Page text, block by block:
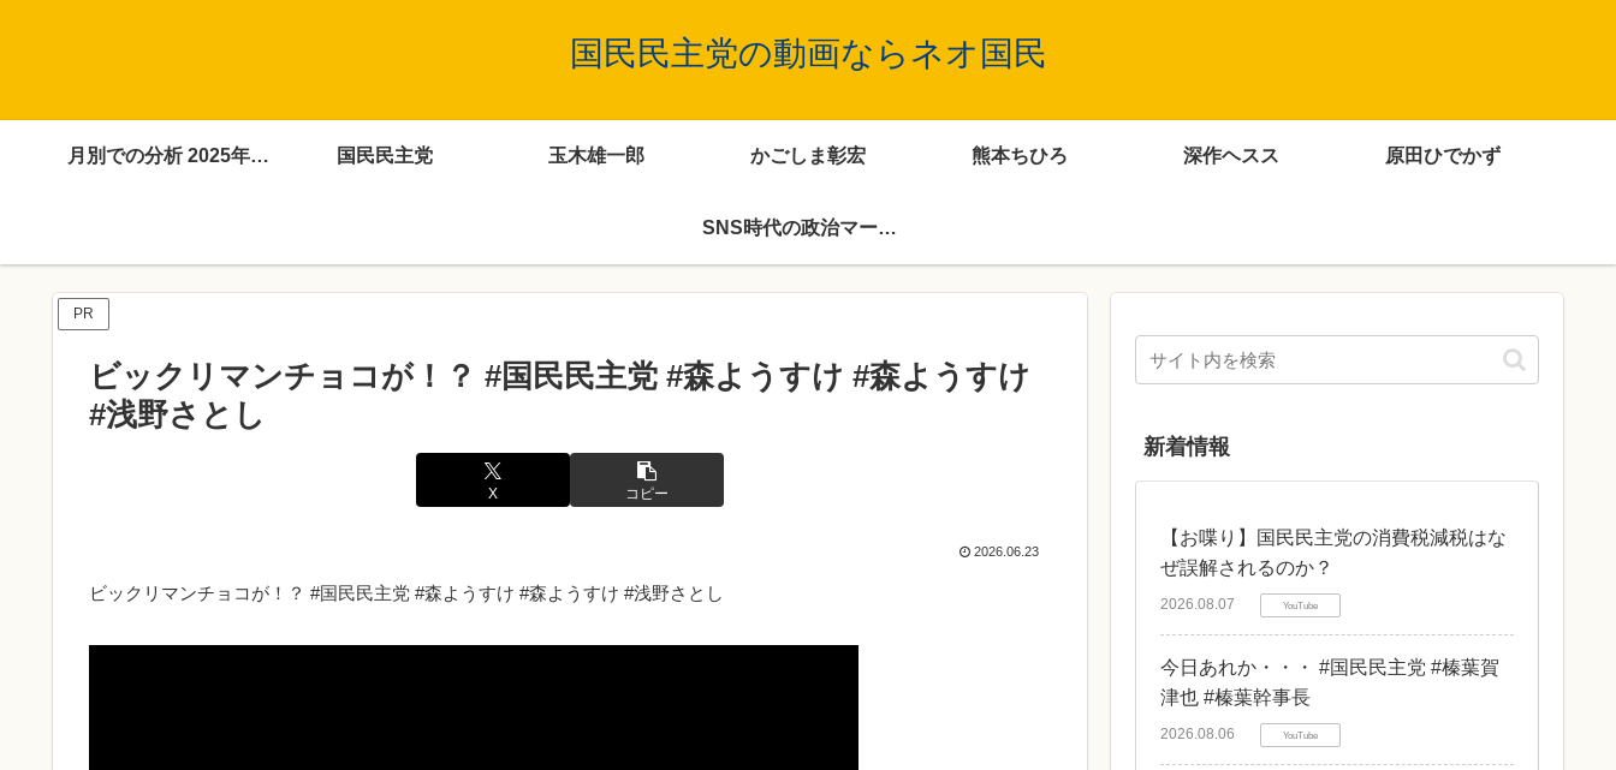
国民民主党の動画ならネオ国民
月別での分析 2025年4月～12月 国民民主党 玉木雄一郎 かごしま彰宏 熊本ちひろ 深作ヘスス 原田ひでかず
SNS時代の政治マーケティング
PR
ビックリマンチョコが！？ #国民民主党 #森ようすけ #森ようすけ
#浅野さとし
X コピー
2026.06.23
ビックリマンチョコが！？ #国民民主党 #森ようすけ #森ようすけ #浅野さとし
新着情報
【お喋り】国民民主党の消費税減税はな
ぜ誤解されるのか？
2026.08.07 YouTube
今日あれか・・・ #国民民主党 #榛葉賀
津也 #榛葉幹事長
2026.08.06 YouTube